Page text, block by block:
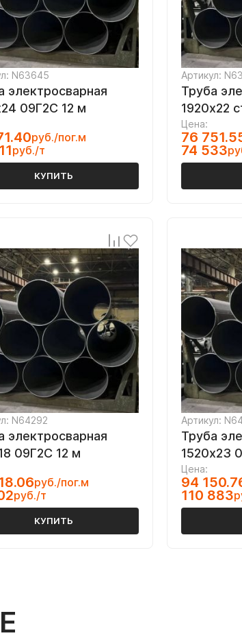
N63645
электросварная
09Г2С 12 м
руб./пог.м
руб./т
КУПИТЬ
Артикул:
Труба
1920х22
Цена:
76
74 533
N64292
электросварная
09Г2С 12 м
руб./пог.м
руб./т
КУПИТЬ
Артикул:
Труба
1520х23
Цена:
94
110 883